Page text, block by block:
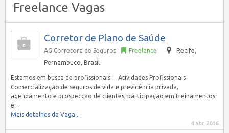
Freelance Vagas
Corretor de Plano de Saúde
AG Corretora de Seguros Freelance Recife,
Pernambuco, Brasil
Estamos em busca de profissionais: Atividades Profissionais
Comercialização de seguros de vida e previdência privada,
agendamento e prospecção de clientes, participação em treinamentos
e…
Mais detalhes da Vaga...
4 abr 2016